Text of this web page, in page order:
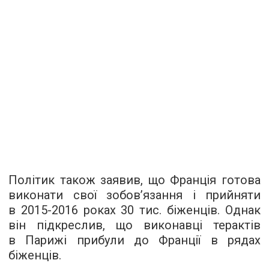
Політик також заявив, що Франція готова
виконати свої зобов’язання і прийняти
в 2015-2016 роках 30 тис. біженців. Однак
він підкреслив, що виконавці терактів
в Парижі прибули до Франції в рядах
біженців.